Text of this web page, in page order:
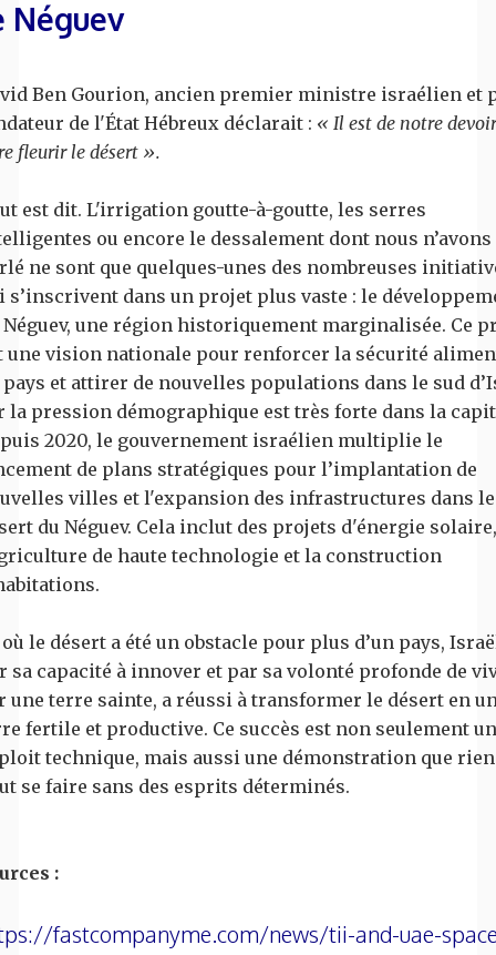
Néguev
Ben Gourion, ancien premier ministre israélien et
de l'État Hébreux déclarait : « Il est de notre
fleurir le désert ».
est dit. L'irrigation goutte-à-goutte, les serres
ou encore le dessalement dont nous n’avons
ne sont que quelques-unes des nombreuses
s’inscrivent dans un projet plus vaste : le
Néguev, une région historiquement marginalisée. Ce
une vision nationale pour renforcer la sécurité
pays et attirer de nouvelles populations dans le sud
la pression démographique est très forte dans la
2020, le gouvernement israélien multiplie le
de plans stratégiques pour l’implantation de
villes et l'expansion des infrastructures dans le
du Néguev. Cela inclut des projets d'énergie solaire,
de haute technologie et la construction
le désert a été un obstacle pour plus d’un pays,
sa capacité à innover et par sa volonté profonde de
une terre sainte, a réussi à transformer le désert en
fertile et productive. Ce succès est non seulement un
technique, mais aussi une démonstration que
se faire sans des esprits déterminés.
:
fastcompanyme.com/news/tii-and-uae-